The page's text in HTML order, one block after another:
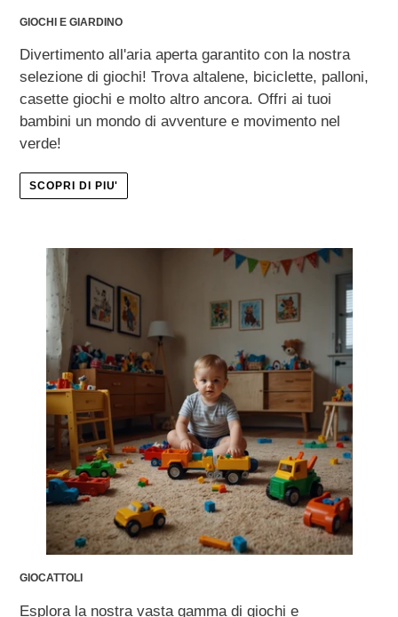
GIOCHI E GIARDINO
Divertimento all'aria aperta garantito con la nostra
selezione di giochi! Trova altalene, biciclette, palloni,
casette giochi e molto altro ancora. Offri ai tuoi
bambini un mondo di avventure e movimento nel
verde!
SCOPRI DI PIU'
GIOCATTOLI
Esplora la nostra vasta gamma di giochi e